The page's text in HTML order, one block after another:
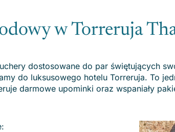
w Torreruja
dostosowane do par świętujących
do luksusowego hotelu Torreruja. To
darmowe upominki oraz wspaniały